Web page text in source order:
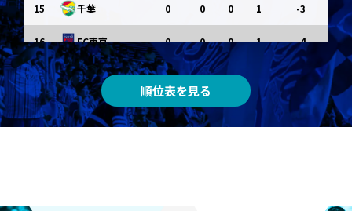
15 千葉 0 0 0 1 -3
16 FC東京 0 0 0 1 -4
東京Ｖ 0 0 0 0
川崎Ｆ 0 0 0 0 0
順位表を見る